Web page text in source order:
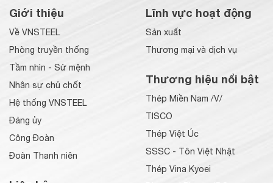
Giới thiệu
Về VNSTEEL
Phòng truyền thống
Tầm nhìn - Sứ mệnh
Nhân sự chủ chốt
Hệ thống VNSTEEL
Đảng ủy
Công Đoàn
Đoàn Thanh niên
Lĩnh vực hoạt động
Sản xuất
Thương mại và dịch vụ
Thương hiệu nổi bật
Thép Miền Nam /V/
TISCO
Thép Việt Úc
SSSC - Tôn Việt Nhật
Thép Vina Kyoei